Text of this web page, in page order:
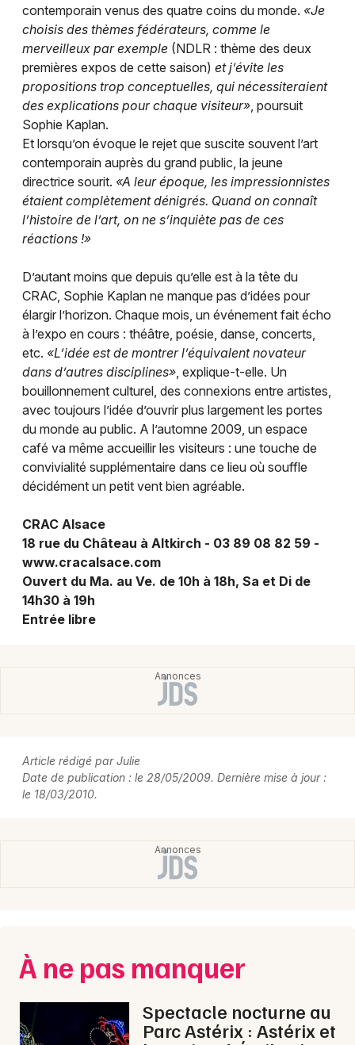
Newsletter des sorties
Artistes en tournée
Actualités
Magazine
Choisir mes départements
Mon email
Je m'abonne
contemporain venus des quatre coins du monde. «Je
choisis des thèmes fédérateurs, comme le
merveilleux par exemple (NDLR : thème des deux
premières expos de cette saison) et j’évite les
propositions trop conceptuelles, qui nécessiteraient
des explications pour chaque visiteur», poursuit
Sophie Kaplan.
Et lorsqu’on évoque le rejet que suscite souvent l’art
contemporain auprès du grand public, la jeune
directrice sourit. «A leur époque, les impressionnistes
étaient complètement dénigrés. Quand on connaît
l’histoire de l’art, on ne s’inquiète pas de ces
réactions !»
D’autant moins que depuis qu’elle est à la tête du
CRAC, Sophie Kaplan ne manque pas d’idées pour
élargir l’horizon. Chaque mois, un événement fait écho
à l’expo en cours : théâtre, poésie, danse, concerts,
etc. «L’idée est de montrer l’équivalent novateur
dans d’autres disciplines», explique-t-elle. Un
bouillonnement culturel, des connexions entre artistes,
avec toujours l’idée d’ouvrir plus largement les portes
du monde au public. A l’automne 2009, un espace
café va même accueillir les visiteurs : une touche de
convivialité supplémentaire dans ce lieu où souffle
décidément un petit vent bien agréable.
CRAC Alsace
18 rue du Château à Altkirch - 03 89 08 82 59 -
www.cracalsace.com
Ouvert du Ma. au Ve. de 10h à 18h, Sa et Di de
14h30 à 19h
Entrée libre
Article rédigé par Julie
Date de publication : le 28/05/2009. Dernière mise à jour :
le 18/03/2010.
À ne pas manquer
Spectacle nocturne au
Parc Astérix : Astérix et